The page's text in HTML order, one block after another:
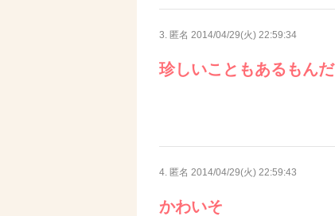
3. 匿名 2014/04/29(火) 22:59:34
珍しいこともあるもんだ
4. 匿名 2014/04/29(火) 22:59:43
かわいそ